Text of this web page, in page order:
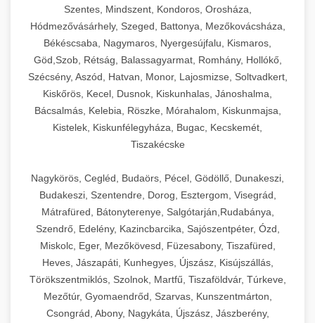
chef-iparikonyhagepek.hu
kereskedelmi csomagoló gép
professzionális konyhák számára. Nagy
kapacitású sütő- és főzőberendezés precíz
hőmérséklet-szabályozással.
chef-iparikonyhagepek.hu
kereskedelmi sütősütő
❄️ 25. Ipari Hűtőszekrény +
Professzionális hűtőegységek és hűtőkamrák
kereskedelmi konyhák számára.
Energiahatékony hűtési megoldások nagy
kapacitással.
chef-iparikonyhagepek.hu
💧 26. Ipari Mosogatógép +
Kereskedelmi mosogatóberendezések nagy
forgalmú éttermi műveletekhez. Gyors tisztítási
ciklusok fertőtlenítési képességekkel.
chef-iparikonyhagepek.hu
🧀 27. Ipari Sajtreszelő Gép +
élelmiszer-előkészítéshez. Különböző reszelési
méretek különböző alkalmazásokhoz.
chef-iparikonyhagepek.hu
kereskedelmi sajtreszelő
🍳 28. Nagykonyhai
Berendezések
+
Teljes körű nagykonyhai berendezések és
professzionális vendéglátóipari kellékek.
Minden, ami szükséges éttermi és catering
műveletekhez.
Szentes, Mindszent, Kondoros, Orosháza,
Hódmezővásárhely, Szeged, Battonya, Mezőkovácsháza,
Békéscsaba, Nagymaros, Nyergesújfalu, Kismaros,
Göd,Szob, Rétság, Balassagyarmat, Romhány, Hollókő,
Szécsény, Aszód, Hatvan, Monor, Lajosmizse, Soltvadkert,
Kiskőrös, Kecel, Dusnok, Kiskunhalas, Jánoshalma,
Bácsalmás, Kelebia, Röszke, Mórahalom, Kiskunmajsa,
Kistelek, Kiskunfélegyháza, Bugac, Kecskemét,
Tiszakécske
Nagykörös, Cegléd, Budaörs, Pécel, Gödöllő, Dunakeszi,
Budakeszi, Szentendre, Dorog, Esztergom, Visegrád,
Mátrafüred, Bátonyterenye, Salgótarján,Rudabánya,
Szendrő, Edelény, Kazincbarcika, Sajószentpéter, Ózd,
Miskolc, Eger, Mezőkövesd, Füzesabony, Tiszafüred,
Heves, Jászapáti, Kunhegyes, Újszász, Kisújszállás,
Törökszentmiklós, Szolnok, Martfű, Tiszaföldvár, Túrkeve,
Mezőtúr, Gyomaendrőd, Szarvas, Kunszentmárton,
Csongrád, Abony, Nagykáta, Újszász, Jászberény,